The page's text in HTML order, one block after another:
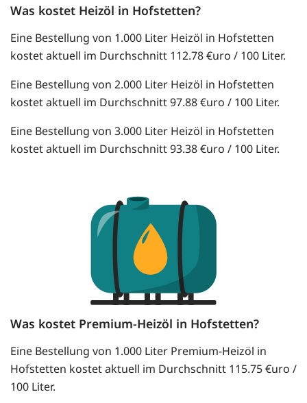
Was kostet Heizöl in Hofstetten?
Eine Bestellung von 1.000 Liter Heizöl in Hofstetten
kostet aktuell im Durchschnitt 112.78 €uro / 100 Liter.
Eine Bestellung von 2.000 Liter Heizöl in Hofstetten
kostet aktuell im Durchschnitt 97.88 €uro / 100 Liter.
Eine Bestellung von 3.000 Liter Heizöl in Hofstetten
kostet aktuell im Durchschnitt 93.38 €uro / 100 Liter.
Was kostet Premium-Heizöl in Hofstetten?
Eine Bestellung von 1.000 Liter Premium-Heizöl in
Hofstetten kostet aktuell im Durchschnitt 115.75 €uro /
100 Liter.